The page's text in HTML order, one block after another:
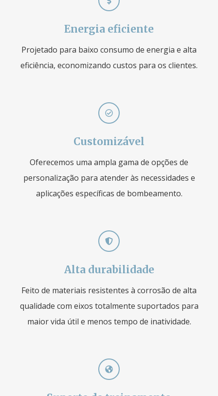
Energia eficiente
Projetado para baixo consumo de energia e alta
eficiência, economizando custos para os clientes.
Customizável
Oferecemos uma ampla gama de opções de
personalização para atender às necessidades e
aplicações específicas de bombeamento.
Alta durabilidade
Feito de materiais resistentes à corrosão de alta
qualidade com eixos totalmente suportados para
maior vida útil e menos tempo de inatividade.